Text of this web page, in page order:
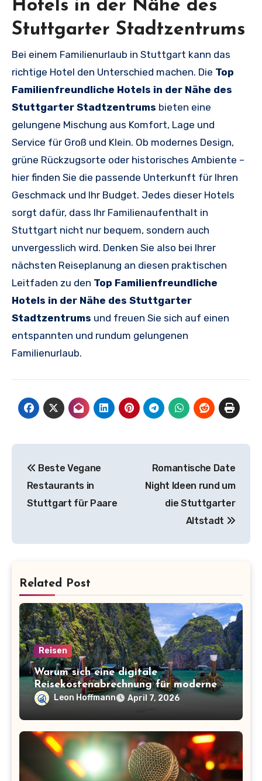
Hotels in der Nähe des
Stuttgarter Stadtzentrums
Bei einem Familienurlaub in Stuttgart kann das
richtige Hotel den Unterschied machen. Die Top
Familienfreundliche Hotels in der Nähe des
Stuttgarter Stadtzentrums bieten eine
gelungene Mischung aus Komfort, Lage und
Service für Groß und Klein. Ob modernes Design,
grüne Rückzugsorte oder historisches Ambiente –
hier finden Sie die passende Unterkunft für Ihren
Geschmack und Ihr Budget. Jedes dieser Hotels
sorgt dafür, dass Ihr Familienaufenthalt in
Stuttgart nicht nur bequem, sondern auch
unvergesslich wird. Denken Sie also bei Ihrer
nächsten Reiseplanung an diesen praktischen
Leitfaden zu den Top Familienfreundliche
Hotels in der Nähe des Stuttgarter
Stadtzentrums und freuen Sie sich auf einen
entspannten und rundum gelungenen
Familienurlaub.
navigation
Beste Vegane
Restaurants in
Stuttgart für Paare
Romantische Date
Night Ideen rund um
die Stuttgarter
Altstadt
Related Post
Reisen
Warum sich eine digitale
Reisekostenabrechnung für moderne
Unternehmen lohnt
Leon Hoffmann April 7, 2026